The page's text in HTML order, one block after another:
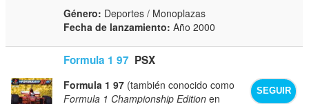
Género: Deportes / Monoplazas
Fecha de lanzamiento: Año 2000
Formula 1 97 PSX
SEGUIR
Formula 1 97 (también conocido como
Formula 1 Championship Edition en